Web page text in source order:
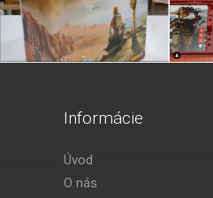
Informácie
Úvod
O nás